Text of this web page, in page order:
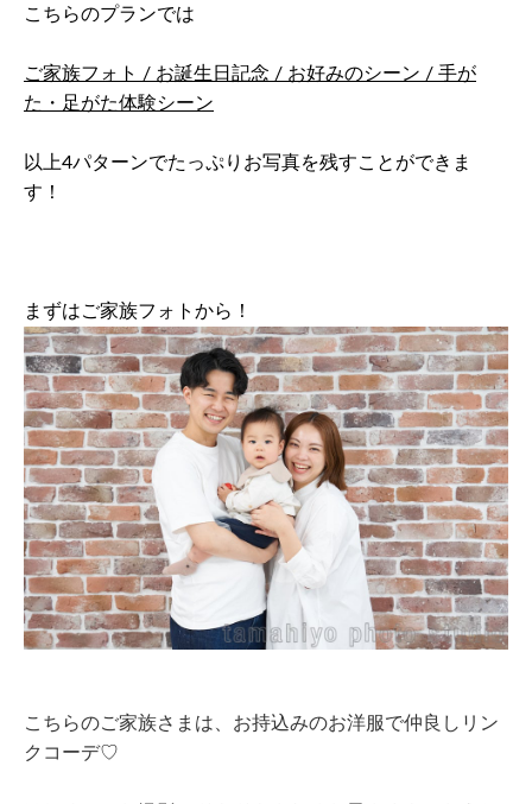
こちらのプランでは
ご家族フォト / お誕生日記念 / お好みのシーン / 手が
た・足がた体験シーン
以上4パターンでたっぷりお写真を残すことができま
す！
まずはご家族フォトから！
こちらのご家族さまは、お持込みのお洋服で仲良しリン
クコーデ♡